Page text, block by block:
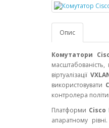
Опис
Комутатори
віртуалізації
використовувати
контролера
Платформи Cisco
апаратному